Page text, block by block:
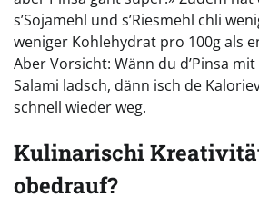
s’Sojamehl und s’Riesmehl chli
weniger Kohlehydrat pro 100g als
Aber Vorsicht: Wänn du d’Pinsa
Salami ladsch, dänn isch de
schnell wieder weg.
Kulinarischi
obedrauf?